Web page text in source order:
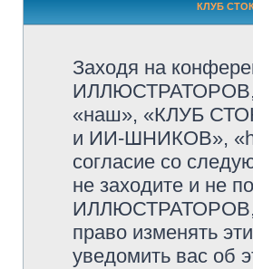
КЛУБ
Заходя на
«наш», «КЛУБ
и ИИ-ШНИКОВ»,
согласие со
не заходите и
ИЛЛЮСТРАТОРОВ,
право изменять
уведомить вас об